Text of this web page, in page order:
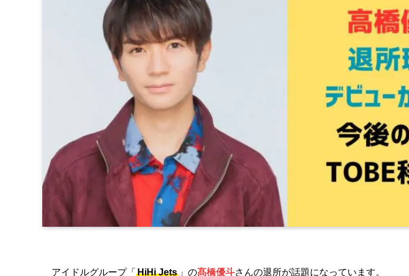
アイドルグループ「 HiHi Jets 」の髙橋優斗さんの退所が話題になっています。